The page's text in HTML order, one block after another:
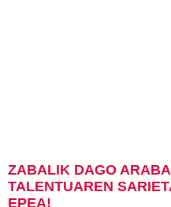
ZABALIK DAGO
TALENTUAREN
EPEA!